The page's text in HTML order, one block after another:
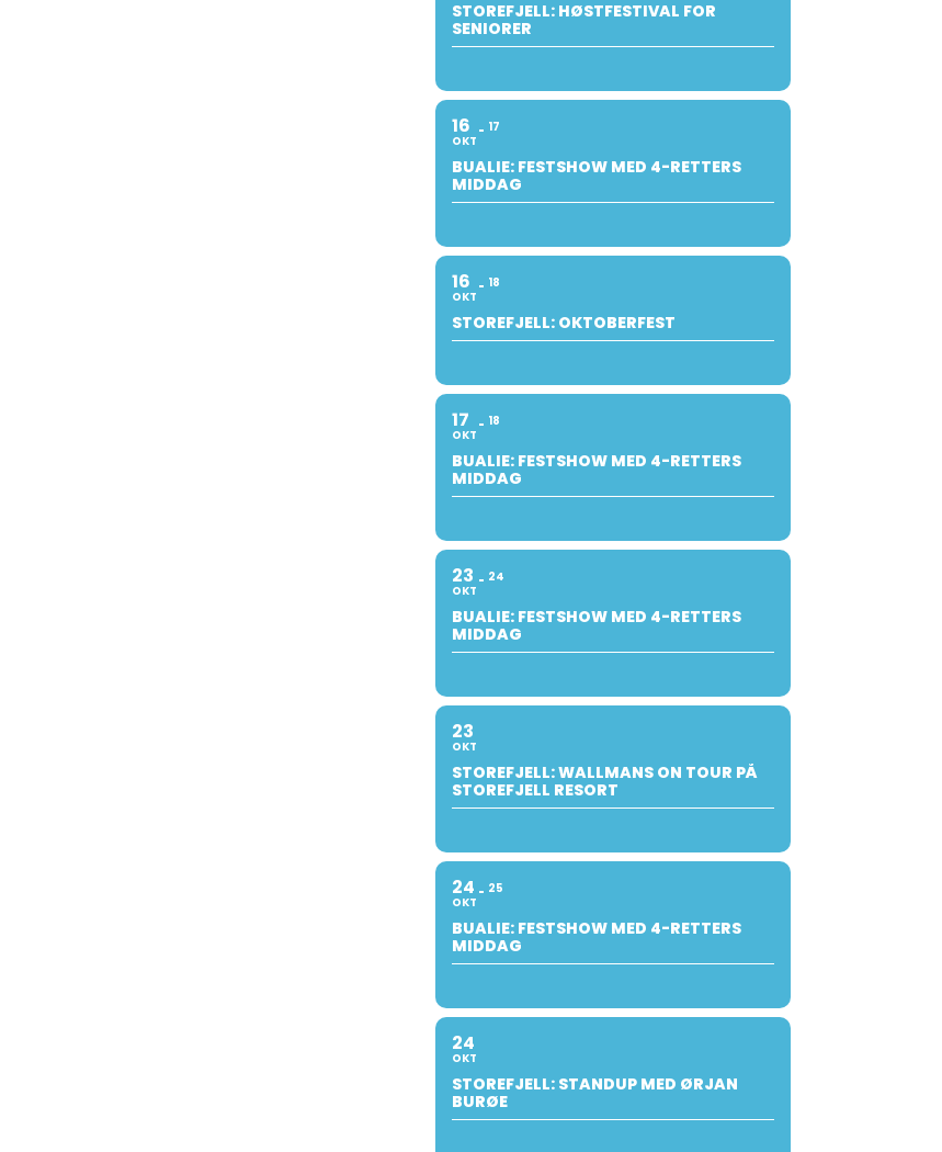
STOREFJELL: HØSTFESTIVAL FOR
SENIORER
16
OKT
17
BUALIE: FESTSHOW MED 4-RETTERS
MIDDAG
16
OKT
18
STOREFJELL: OKTOBERFEST
17
OKT
18
BUALIE: FESTSHOW MED 4-RETTERS
MIDDAG
23
OKT
24
BUALIE: FESTSHOW MED 4-RETTERS
MIDDAG
23
OKT
STOREFJELL: WALLMANS ON TOUR PÅ
STOREFJELL RESORT
24
OKT
25
BUALIE: FESTSHOW MED 4-RETTERS
MIDDAG
24
OKT
STOREFJELL: STANDUP MED ØRJAN
BURØE